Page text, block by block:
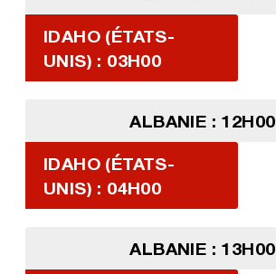
IDAHO (ÉTATS-
UNIS) : 03H00
ALBANIE : 12H00
IDAHO (ÉTATS-
UNIS) : 04H00
ALBANIE : 13H00